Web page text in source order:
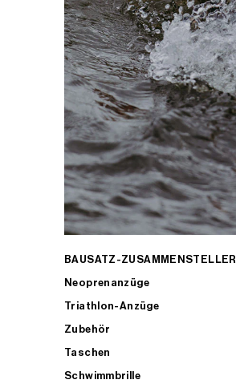
BAUSATZ-ZUSAMMENSTELLER
Neoprenanzüge
Triathlon-Anzüge
Zubehör
Taschen
Schwimmbrille